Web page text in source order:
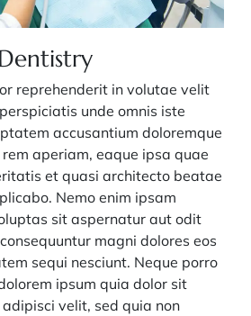
reprehenderit in volutae velit
unde omnis iste
accusantium doloremque
aperiam, eaque ipsa quae
et quasi architecto beatae
Nemo enim ipsam
sit aspernatur aut odit
magni dolores eos
sequi nesciunt. Neque porro
ipsum quia dolor sit
velit, sed quia non